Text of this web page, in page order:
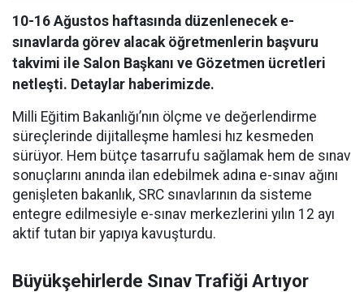
10-16 Ağustos haftasında düzenlenecek e-
sınavlarda görev alacak öğretmenlerin başvuru
takvimi ile Salon Başkanı ve Gözetmen ücretleri
netleşti. Detaylar haberimizde.
Milli Eğitim Bakanlığı’nın ölçme ve değerlendirme
süreçlerinde dijitalleşme hamlesi hız kesmeden
sürüyor. Hem bütçe tasarrufu sağlamak hem de sınav
sonuçlarını anında ilan edebilmek adına e-sınav ağını
genişleten bakanlık, SRC sınavlarının da sisteme
entegre edilmesiyle e-sınav merkezlerini yılın 12 ayı
aktif tutan bir yapıya kavuşturdu.
Büyükşehirlerde Sınav Trafiği Artıyor